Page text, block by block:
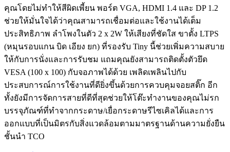
คุณโดยไม่ทำให้สีผิดเพี้ยน พอร์ต VGA, HDMI 1.4 และ DP 1.2
ช่วยให้มั่นใจได้ว่าคุณสามารถเชื่อมต่อและใช้งานได้เต็ม
ประสิทธิภาพ ลำโพงในตัว 2 x 2W ให้เสียงที่ชัดใส ขาตั้ง LTPS
(หมุนรอบแกน บิด เอียง ยก) ที่รองรับ Tiny นี้ช่วยเพิ่มความสบาย
ให้กับการนั่งและการรับชม แถมคุณยังสามารถติดตั้งตัวยึด
VESA (100 x 100) กับจอภาพได้ด้วย เพลิดเพลินไปกับ
ประสบการณ์การใช้งานที่ดียิ่งขึ้นด้วยการควบคุมจอยสติ๊ก อีก
ทั้งยังมีการจัดการสายที่ดีที่สุดช่วยให้โต๊ะทำงานของคุณไม่รก
บรรจุภัณฑ์ที่ทำจากกระดาษ/เยื่อกระดาษรีไซเคิลได้และการ
ออกแบบที่เป็นมิตรกับสิ่งแวดล้อมตามมาตรฐานด้านความยั่งยืน
ชั้นนำ TCO